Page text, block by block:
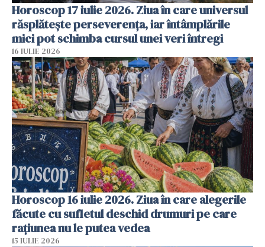
Horoscop 17 iulie 2026. Ziua în care universul
răsplătește perseverența, iar întâmplările
mici pot schimba cursul unei veri întregi
16 IULIE 2026
Horoscop 16 iulie 2026. Ziua în care alegerile
făcute cu sufletul deschid drumuri pe care
rațiunea nu le putea vedea
15 IULIE 2026